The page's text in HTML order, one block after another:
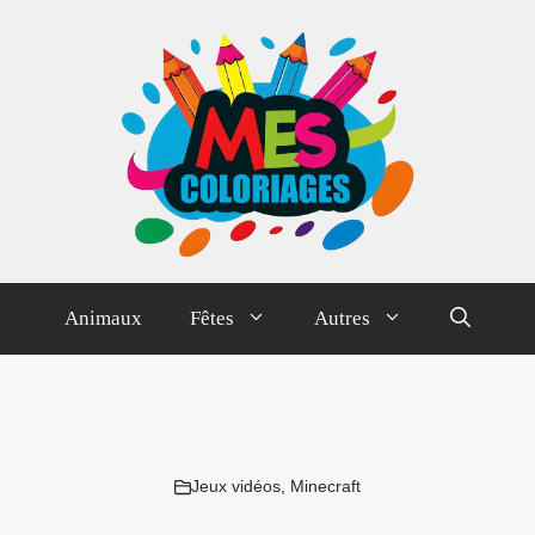
Animaux Fêtes Autres
Jeux vidéos, Minecraft